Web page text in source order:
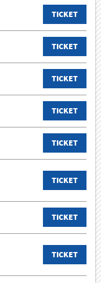
TICKET
TICKET
TICKET
TICKET
TICKET
TICKET
TICKET
TICKET